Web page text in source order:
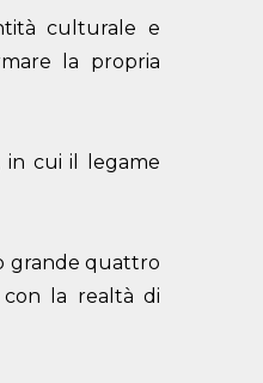
culturale e
la propria
in cui il legame
grande quattro
con la realtà di